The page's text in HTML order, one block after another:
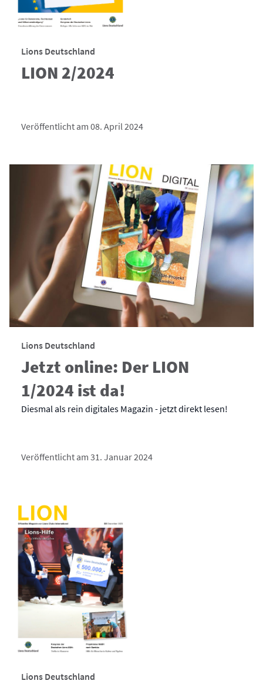
Lions Deutschland
LION 2/2024
Veröffentlicht am 08. April 2024
Lions Deutschland
Jetzt online: Der LION
1/2024 ist da!
Diesmal als rein digitales Magazin - jetzt direkt lesen!
Veröffentlicht am 31. Januar 2024
Lions Deutschland